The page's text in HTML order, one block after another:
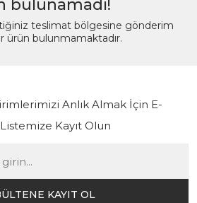
bulunamadı!
teslimat bölgesine gönderim
ürün bulunmamaktadır.
Anlık Almak İçin E-
Kayıt Olun
KAYIT OL